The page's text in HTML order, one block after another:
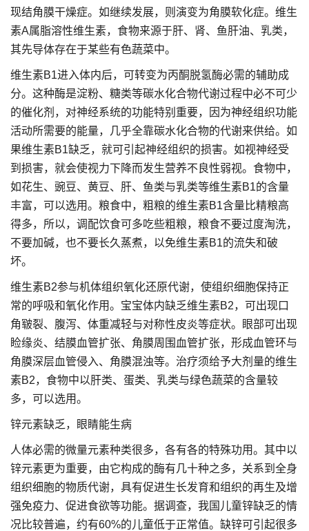
现结角膜干燥症。如继续发展，则演变为角膜软化症。维生
素A属脂溶性维生素，食物来源于肝、肾、鱼肝油、乳类，
其先导体存在于某些有色蔬菜中。
维生素B1进入体内后，可转变为丙酮脱氢酶必需的辅助成
分。这种酶是淀粉、糖类等碳水化合物代谢过程中必不可少
的催化剂，对神经系统的功能特别重要，因为神经组织功能
活动所需要的能量，几乎全靠碳水化合物的代谢来供给。如
果维生素B1缺乏，就可引起神经组织的损害。如视神经受
到损害，就会使视力下降而发生营养不良性弱视。食物中，
如花生、豌豆、黄豆、肝、鱼类与乳类等维生素B1的含量
丰富，可以选用。粮食中，粗粮的维生素B1含量比精粮高
得多，所以，调配饮食可多吃些粗粮，粮食不要过度淘洗，
不要加碱，也不要长久蒸煮，以免维生素B1的流失和破
坏。
维生素B2参与机体组织氧化还原代谢，使组织细胞保持正
常的呼吸和氧化作用。宝宝体内缺乏维生素B2，可出现口
角皲裂、腹泻、体重减轻与对称性皮炎等症状。眼部可出现
睑缘炎、结膜血管扩张、角膜周围血管扩张，形成血管环与
角膜深层血管侵入、角膜混浊等。治疗须给予大剂量的维生
素B2，食物中以肝类、蛋类、乳类与绿色蔬菜的含量较
多，可以选用。
锌元素缺乏，眼睛能生病
人体必需的微量元素种类很多，各有各的特殊功用。其中以
锌元素更为重要，由它构成的酶有几十种之多，关系到全身
组织细胞的物质代谢，具有促进生长发育和组织的再生及增
强免疫力、促进食欲等功能。据调查，我国儿童锌缺乏的情
况比较普遍，约有60%的儿童低于正常值。缺锌可引起很多